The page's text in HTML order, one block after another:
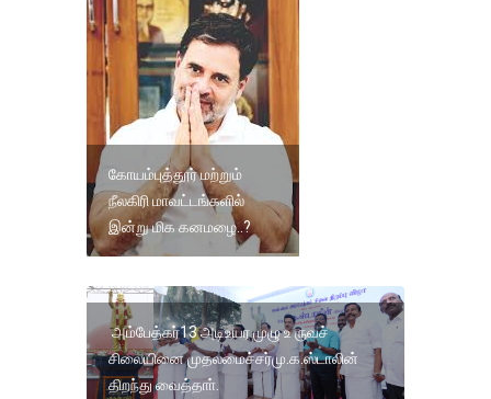
கோயம்புத்தூர் மற்றும்
நீலகிரி மாவட்டங்களில்
இன்று மிக கனமழை..?
அம்பேத்கர்13 அடிஉயர முழு உ ருவச்
சிலையினை முதலமைச்சர்மு.க.ஸ்டாலின்
திறந்து வைத்தாா்.